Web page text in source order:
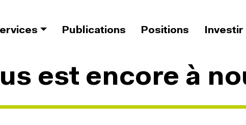
Navigation principale
Publications Positions Investir
est encore à